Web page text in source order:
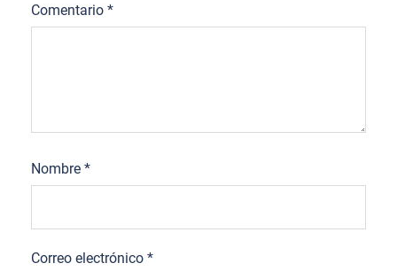
Comentario *
Nombre *
Correo electrónico *